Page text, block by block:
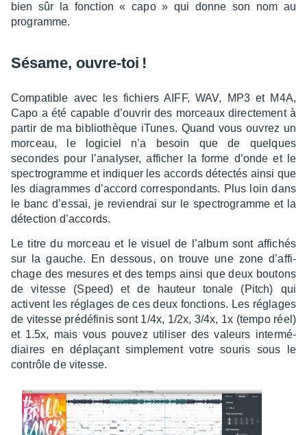
bien sûr la fonc­tion « capo » qui donne son nom au
programme.
Sésame, ouvre-toi !
Compa­tible avec les fichiers AIFF, WAV, MP3 et M4A,
Capo a été capable d’ou­vrir des morceaux direc­te­ment à
partir de ma biblio­thèque iTunes. Quand vous ouvrez un
morceau, le logi­ciel n’a besoin que de quelques
secondes pour l’ana­ly­ser, affi­cher la forme d’onde et le
spec­tro­gramme et indiquer les accords détec­tés ainsi que
les diagrammes d’ac­cord corres­pon­dants. Plus loin dans
le banc d’es­sai, je revien­drai sur le spec­tro­gramme et la
détec­tion d’ac­cords.
Le titre du morceau et le visuel de l’al­bum sont affi­chés
sur la gauche. En dessous, on trouve une zone d’af­fi­
chage des mesures et des temps ainsi que deux boutons
de vitesse (Speed) et de hauteur tonale (Pitch) qui
activent les réglages de ces deux fonc­tions. Les réglages
de vitesse prédé­fi­nis sont 1/4x, 1/2x, 3/4x, 1x (tempo réel)
et 1.5x, mais vous pouvez utili­ser des valeurs inter­mé­
diaires en déplaçant simple­ment votre souris sous le
contrôle de vitesse.